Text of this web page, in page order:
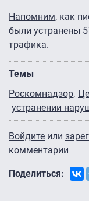
Напомним, как
были устранены
трафика.
Темы
Роскомнадзор
устранении
Войдите или
комментарии
Поделиться: